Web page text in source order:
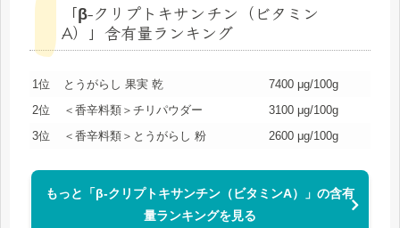
「β-クリプトキサンチン（ビタミン
A）」含有量ランキング
1位 とうがらし 果実 乾
7400 μg/100g
2位
＜香辛料類＞チリパウダー
3100 μg/100g
3位
＜香辛料類＞とうがらし 粉 2600 μg/100g
もっと「β-クリプトキサンチン（ビタミンA）」の含有
量ランキングを見る